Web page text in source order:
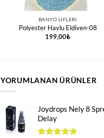
BANYO LIFLERI
Polyester Havlu Eldiven-08
199,00₺
YORUMLANAN ÜRÜNLER
Joydrops Nely 8
Delay